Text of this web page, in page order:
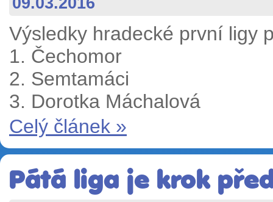
Výsledky hradecké první ligy
1. Čechomor
2. Semtamáci
3. Dorotka Máchalová
Celý článek »
Pátá liga je krok